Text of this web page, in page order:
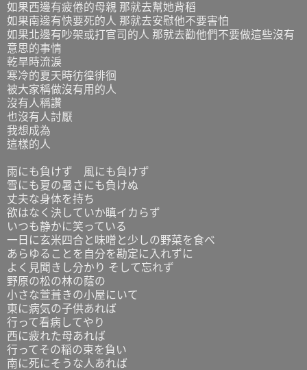
如果西邊有疲倦的母親 那就去幫她背稻
如果南邊有快要死的人 那就去安慰他不要害怕
如果北邊有吵架或打官司的人 那就去勸他們不要做這些沒有
意思的事情
乾旱時流淚
寒冷的夏天時彷徨徘徊
被大家稱做沒有用的人
沒有人稱讚
也沒有人討厭
我想成為
這樣的人
雨にも負けず 風にも負けず
雪にも夏の暑さにも負けぬ
丈夫な身体を持ち
欲はなく決していか瞋イカらず
いつも静かに笑っている
一日に玄米四合と味噌と少しの野菜を食べ
あらゆることを自分を勘定に入れずに
よく見聞きし分かり そして忘れず
野原の松の林の蔭の
小さな萱葺きの小屋にいて
東に病気の子供あれば
行って看病してやり
西に疲れた母あれば
行ってその稲の束を負い
南に死にそうな人あれば